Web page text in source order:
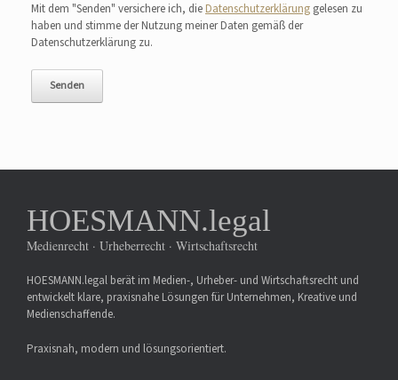
Mit dem "Senden" versichere ich, die Datenschutzerklärung gelesen zu
haben und stimme der Nutzung meiner Daten gemäß der
Datenschutzerklärung zu.
HOESMANN.legal
Medienrecht · Urheberrecht · Wirtschaftsrecht
HOESMANN.legal berät im Medien-, Urheber- und Wirtschaftsrecht und
entwickelt klare, praxisnahe Lösungen für Unternehmen, Kreative und
Medienschaffende.
Praxisnah, modern und lösungsorientiert.